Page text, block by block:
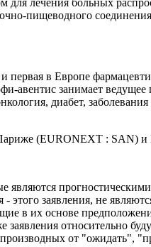
лечения больных
пищеводного
первая в Европе
авентис занимает
диабет,
Париже (EURONEXT : SAN)
являются
этого заявления, не
в их основе
относительно
от "ожидать",